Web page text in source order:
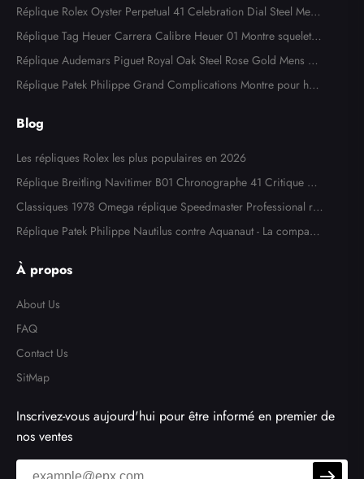
Réplique Rolex Oyster Perpetual 41 Celebration Dial Steel Mens
Watch 124300
Réplique Tag Heuer Carrera Calibre Heuer 01 Montre squelette
en acier or rose CAR205A
Réplique Audemars Piguet Royal Oak Steel Rose Gold Mens W
atch 15400SR
Réplique Patek Philippe Grand Complications Montre pour ho
Blog
Les répliques Rolex les plus populaires en 2026
Réplique Breitling Navitimer B01 Chronographe 41 Critique de
la montre
Classiques 1978 Omega réplique Speedmaster Professional ré
f. 145,022
Réplique Patek Philippe Nautilus contre Aquanaut - La comparai
À propos
About Us
FAQ
Contact Us
SitMap
Inscrivez-vous aujourd'hui pour être informé en premier de
nos ventes